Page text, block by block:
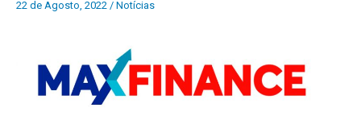
22 de Agosto, 2022 / Notícias